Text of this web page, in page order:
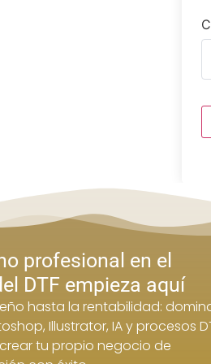
profesional en el
DTF empieza aquí
hasta la rentabilidad:
Illustrator, IA y procesos
tu propio negocio de